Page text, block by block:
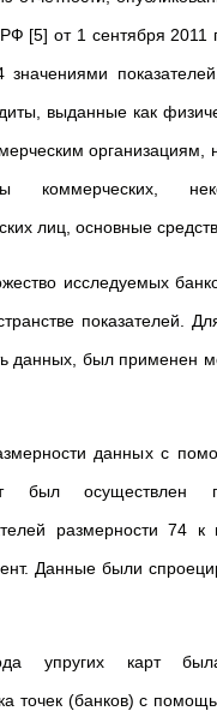
[5] от 1 сентября 2011
значениями
выданные как
организациям,
коммерческих,
лиц, основные
исследуемых
показателей.
данных, был применен
данных с
был осуществлен
размерности 74 к
Данные были
упругих карт
точек (банков) с